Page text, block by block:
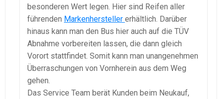
besonderen Wert legen. Hier sind Reifen aller
führenden Markenhersteller erhältlich. Darüber
hinaus kann man den Bus hier auch auf die TÜV
Abnahme vorbereiten lassen, die dann gleich
Vorort stattfindet. Somit kann man unangenehmen
Überraschungen von Vornherein aus dem Weg
gehen.
Das Service Team berät Kunden beim Neukauf,